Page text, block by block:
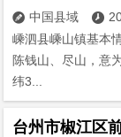
 中国县域 
嵊泗县嵊山镇基
陈钱山、尽山，意
纬3...
台州市椒江区